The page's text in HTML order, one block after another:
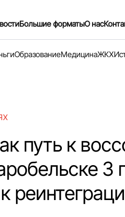
Большие форматыО нас
ОбразованиеМедицинаЖКХ
путь к
3